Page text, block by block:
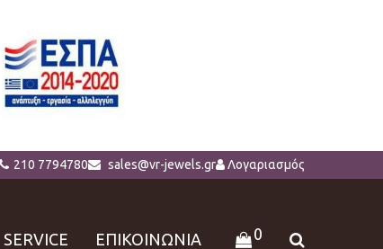
210 7794780 sales@vr-jewels.gr Λογαριασμός
SERVICE ΕΠΙΚΟΙΝΩΝΙΑ 0